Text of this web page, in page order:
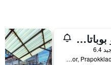
هوتل أو بوباتارا تشيانغماي
6.4
12/1 Soi 4 Kor, Prapokklao Road, شيانج ماي, تايلاند